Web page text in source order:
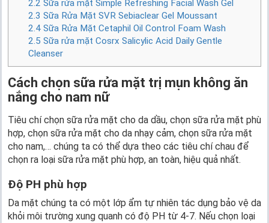
2.2 Sữa rửa mặt Simple Refreshing Facial Wash Gel
2.3 Sữa Rửa Mặt SVR Sebiaclear Gel Moussant
2.4Sữa Rửa Mặt Cetaphil Oil Control Foam Wash
2.5 Sữa rửa mặt Cosrx Salicylic Acid Daily Gentle
Cleanser
Cách chọn sữa rửa mặt trị mụn không ăn
nắng cho nam nữ
Tiêu chí chọn sữa rửa mặt cho da dầu, chọn sữa rửa mặt phù
hợp, chọn sữa rửa mặt cho da nhạy cảm, chọn sữa rửa mặt
cho nam,… chúng ta có thể dựa theo các tiêu chí chau để
chọn ra loại sữa rửa mặt phù hợp, an toàn, hiệu quả nhất.
Độ PH phù hợp
Da mặt chúng ta có một lớp ẩm tự nhiên tác dụng bảo vệ da
khỏi môi trường xung quanh có độ PH từ 4-7. Nếu chọn loại